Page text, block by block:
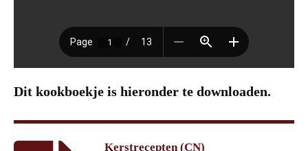
Dit kookboekje is hieronder te downloaden.
Kerstrecepten (CN)